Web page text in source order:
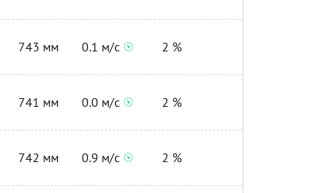
743 мм 0.1 м/с 2 %
741 мм 0.0 м/с 2 %
742 мм 0.9 м/с 2 %